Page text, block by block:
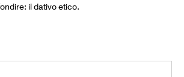
il dativo etico.